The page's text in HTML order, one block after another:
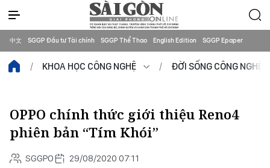
中文 SGGP Đầu tư Tài chính SGGP Thể Thao English Edition SGGP Epaper
KHOA HỌC CÔNG NGHỆ ĐỜI SỐNG CÔNG NGHỆ
OPPO chính thức giới thiệu Reno4
phiên bản “Tím Khói”
SGGPO 29/08/2020 07:11